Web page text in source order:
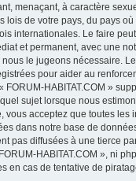
menaçant, à caractère
lois de votre pays, du pays où
internationales. Le faire
et permanent, avec une
nous le jugeons nécessaire.
pour aider au
FORUM-HABITAT.COM »
sujet lorsque nous
vous acceptez que toutes les
dans notre base de
pas diffusées à une tierce
HABITAT.COM », ni
en cas de tentative de